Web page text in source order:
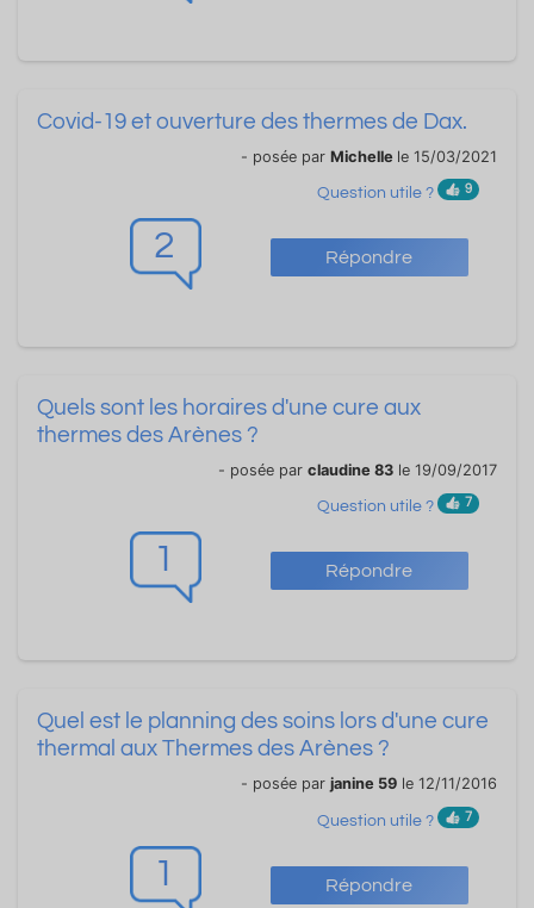
2 Répondre
Covid-19 et ouverture des thermes de Dax.
- posée par Michelle le 15/03/2021
Question utile ? 9
1 Répondre
Quels sont les horaires d'une cure aux
thermes des Arènes ?
- posée par claudine 83 le 19/09/2017
Question utile ? 7
1 Répondre
Quel est le planning des soins lors d'une cure
thermal aux Thermes des Arènes ?
- posée par janine 59 le 12/11/2016
Question utile ? 7